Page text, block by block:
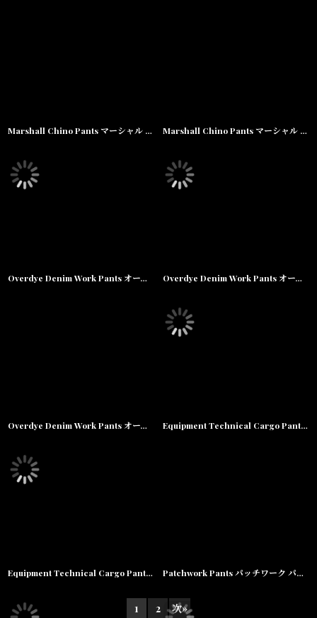
Marshall Chino Pants マーシャル チノ ワーク パンツ Black ブラック Marshall Chino Pants マーシャル チノ ワーク パンツ Bone White ボーン ホワイト
Overdye Denim Work Pants オーバーダイ カラー デニム ワーク パンツ Black ブラック Overdye Denim Work Pants オーバーダイ カラー デニム ワーク パンツ Brown ブラウン
Overdye Denim Work Pants オーバーダイ カラー デニム ワーク パンツ Alpine Green グリーン Equipment Technical Cargo Pants テクニカル カーゴ パンツ Camo カモ
Equipment Technical Cargo Pants テクニカル カーゴ パンツ Black ブラック Patchwork Pants パッチワーク パンツ Olive Green オリーヴ グリーン
1 2 次»